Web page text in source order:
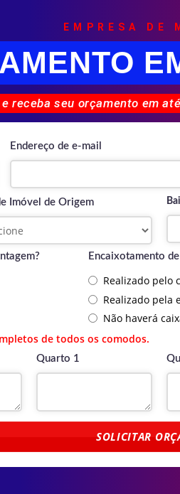
EMPRESA DE
receba seu orçamento em
Endereço de e-mail
Imóvel de Origem
Encaixotamento
Realizado pelo
Realizado pela
Não haverá
de todos os comodos.
Quarto 1
SOLICITAR